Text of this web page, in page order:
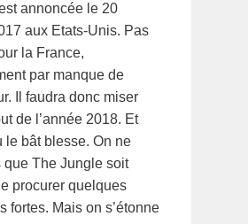
annoncée le 20
aux Etats-Unis. Pas
la France,
par manque de
Il faudra donc miser
de l’année 2018. Et
le bât blesse. On ne
que The Jungle soit
procurer quelques
fortes. Mais on s’étonne